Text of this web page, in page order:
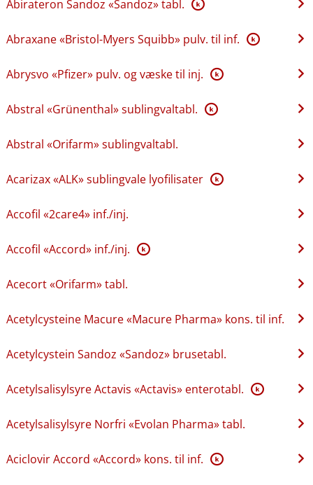
Abirateron Sandoz «Sandoz» tabl. K
Abraxane «Bristol-Myers Squibb» pulv. til inf. K
Abrysvo «Pfizer» pulv. og væske til inj. K
Abstral «Grünenthal» sublingvaltabl. K
Abstral «Orifarm» sublingvaltabl.
Acarizax «ALK» sublingvale lyofilisater K
Accofil «2care4» inf.​/​inj.
Accofil «Accord» inf.​/​inj. K
Acecort «Orifarm» tabl.
Acetylcysteine Macure «Macure Pharma» kons. til inf.
Acetylcystein Sandoz «Sandoz» brusetabl.
Acetylsalisylsyre Actavis «Actavis» enterotabl. K
Acetylsalisylsyre Norfri «Evolan Pharma» tabl.
Aciclovir Accord «Accord» kons. til inf. K